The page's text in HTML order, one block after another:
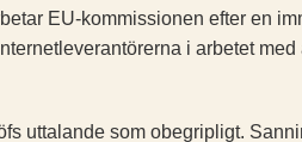
EU-kommissionen ­efter en
i arbetet
uttalande som obegripligt.